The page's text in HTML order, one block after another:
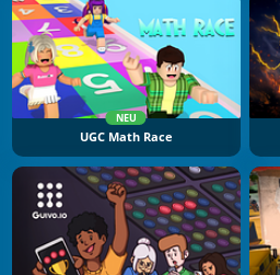
NEU
UGC Math Race